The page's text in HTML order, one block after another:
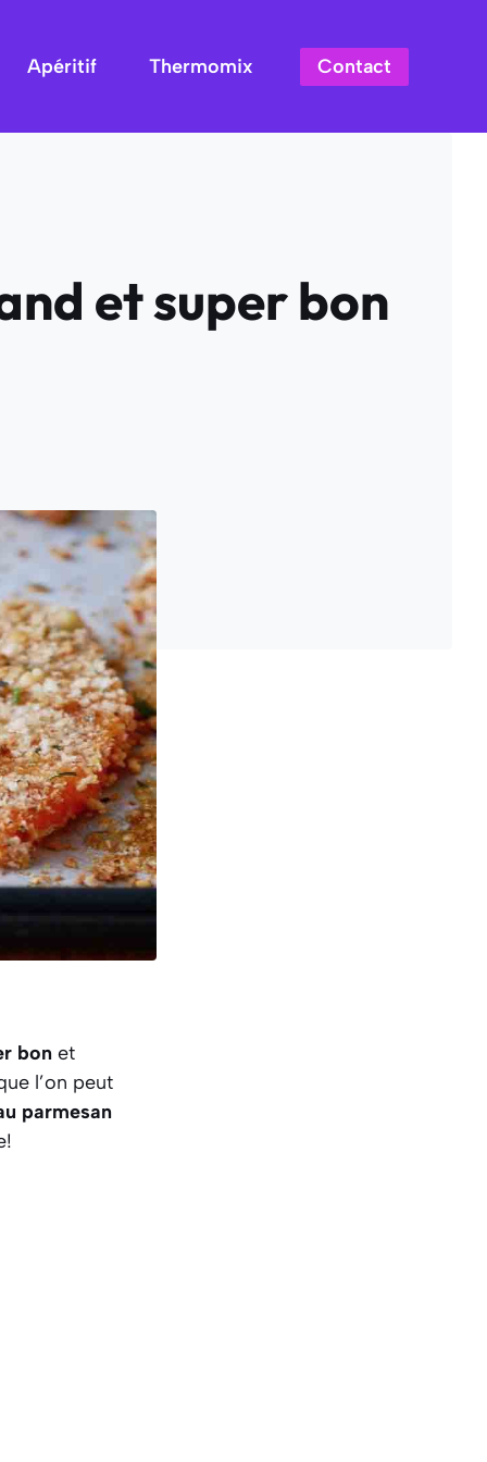
Apéritif Thermomix Contact
et super bon
bon et
l’on peut
parmesan